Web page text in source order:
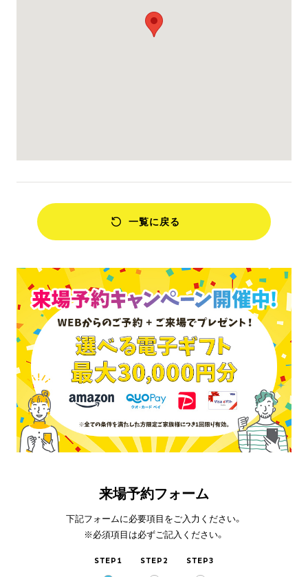
一覧に戻る
来場予約フォーム
下記フォームに必要項目をご入力ください。
※必須項目は必ずご記入ください。
STEP1 STEP2 STEP3